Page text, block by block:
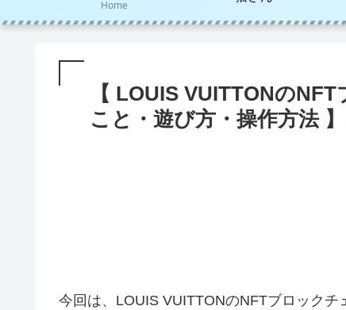
Home
【 LOUIS VUITTONの
こと・遊び方・操作方法
今回は、LOUIS VUITTONのNFTブロック